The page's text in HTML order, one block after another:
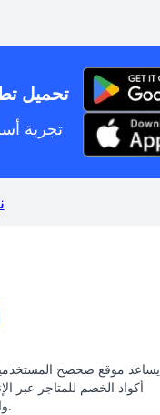
تحميل
تجربة
يساعد موقع صحصح
أكواد الخصم للمتاجر عبر
والتي يتم تحديثها باستمرار.